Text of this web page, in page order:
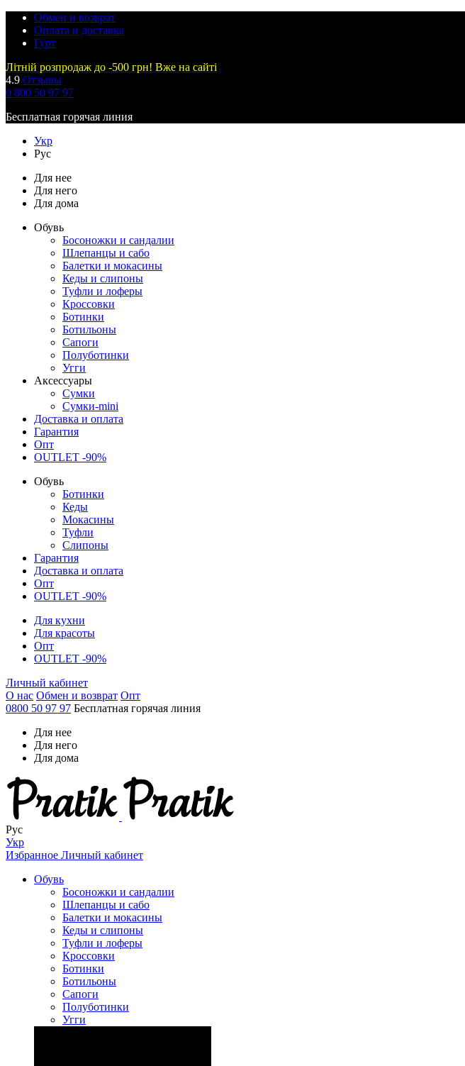
Обмен и возврат
Оплата и доставка
Гурт
Літній розпродаж до -500 грн! Вже на сайті
4.9 Отзывы
0 800 50 97 97
Бесплатная горячая линия
Укр
Рус
Для нее
Для него
Для дома
Обувь
Босоножки и сандалии
Шлепанцы и сабо
Балетки и мокасины
Кеды и слипоны
Туфли и лоферы
Кроссовки
Ботинки
Ботильоны
Сапоги
Полуботинки
Угги
Аксессуары
Сумки
Сумки-mini
Доставка и оплата
Гарантия
Опт
OUTLET -90%
Обувь
Ботинки
Кеды
Мокасины
Туфли
Слипоны
Гарантия
Доставка и оплата
Опт
OUTLET -90%
Для кухни
Для красоты
Опт
OUTLET -90%
Личный кабинет
О нас Обмен и возврат Опт
0800 50 97 97 Бесплатная горячая линия
Для нее
Для него
Для дома
Рус
Укр
Избранное Личный кабинет
Обувь
Босоножки и сандалии
Шлепанцы и сабо
Балетки и мокасины
Кеды и слипоны
Туфли и лоферы
Кроссовки
Ботинки
Ботильоны
Сапоги
Полуботинки
Угги